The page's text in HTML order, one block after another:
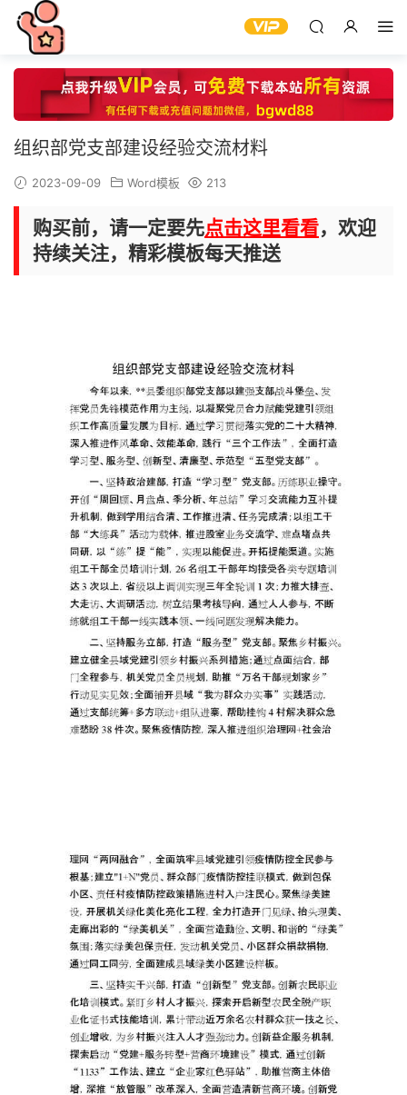
组织部党支部建设经验交流材料
2023-09-09 Word模板 213
购买前，请一定要先点击这里看看，欢迎
持续关注，精彩模板每天推送